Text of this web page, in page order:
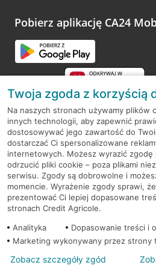
opinie.
Pobierz aplikację CA24
RODO
Regulamin serwisu
Mapa serwisu
PolitykaCookies
© 2026 Credit Agricole Bank Polska S.A.
Twoja zgoda z korzyścią
Na naszych stronach używamy plików
innych technologii, aby zapewnić
dostosowywać jego zawartość do
dostarczać Ci spersonalizowane
internetowych. Możesz wyrazić
odrzucić pliki cookie – poza plikami
serwisu. Zgody są dobrowolne i
momencie. Wyrażenie zgody sprawi,
prezentować Ci lepiej dopasowane
stronach Credit Agricole.
Analityka
Dopasowanie treści i
Marketing wykonywany przez strony
Zobacz szczegóły zgód